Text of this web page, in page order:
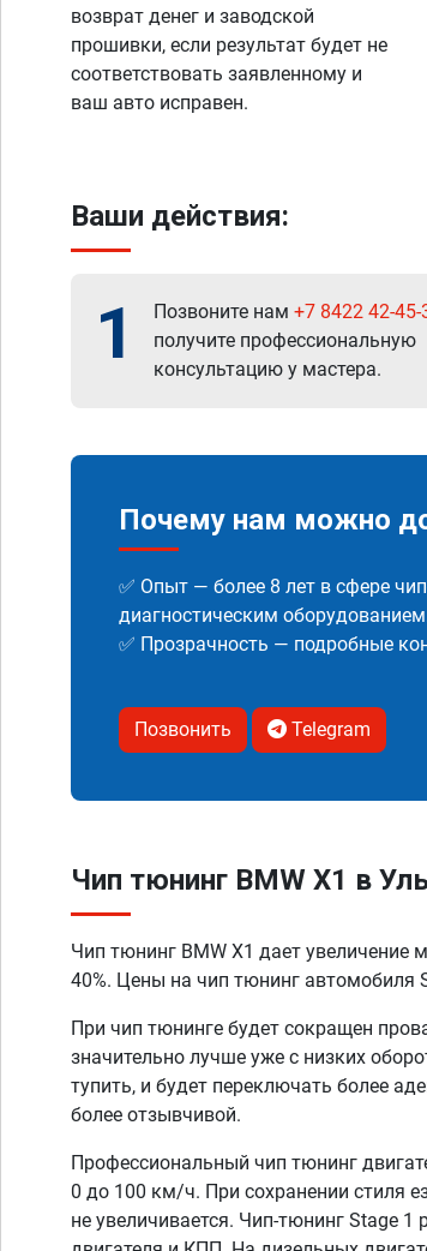
возврат денег и заводской
прошивки, если результат будет не
соответствовать заявленному и
ваш авто исправен.
Ваши действия:
1 Позвоните нам +7 8422 42-45-
получите профессиональную
консультацию у мастера.
Почему нам можно
✅ Опыт — более 8 лет в сфере
диагностическим
✅ Прозрачность — подробные
Позвонить Telegram
Чип тюнинг BMW X1 в
Чип тюнинг BMW X1 дает
40%. Цены на чип тюнинг автомобиля
При чип тюнинге будет сокращен
значительно лучше уже с низких
тупить, и будет переключать более
более отзывчивой.
Профессиональный чип тюнинг
0 до 100 км/ч. При сохранении стиля
не увеличивается. Чип-тюнинг Stage 1